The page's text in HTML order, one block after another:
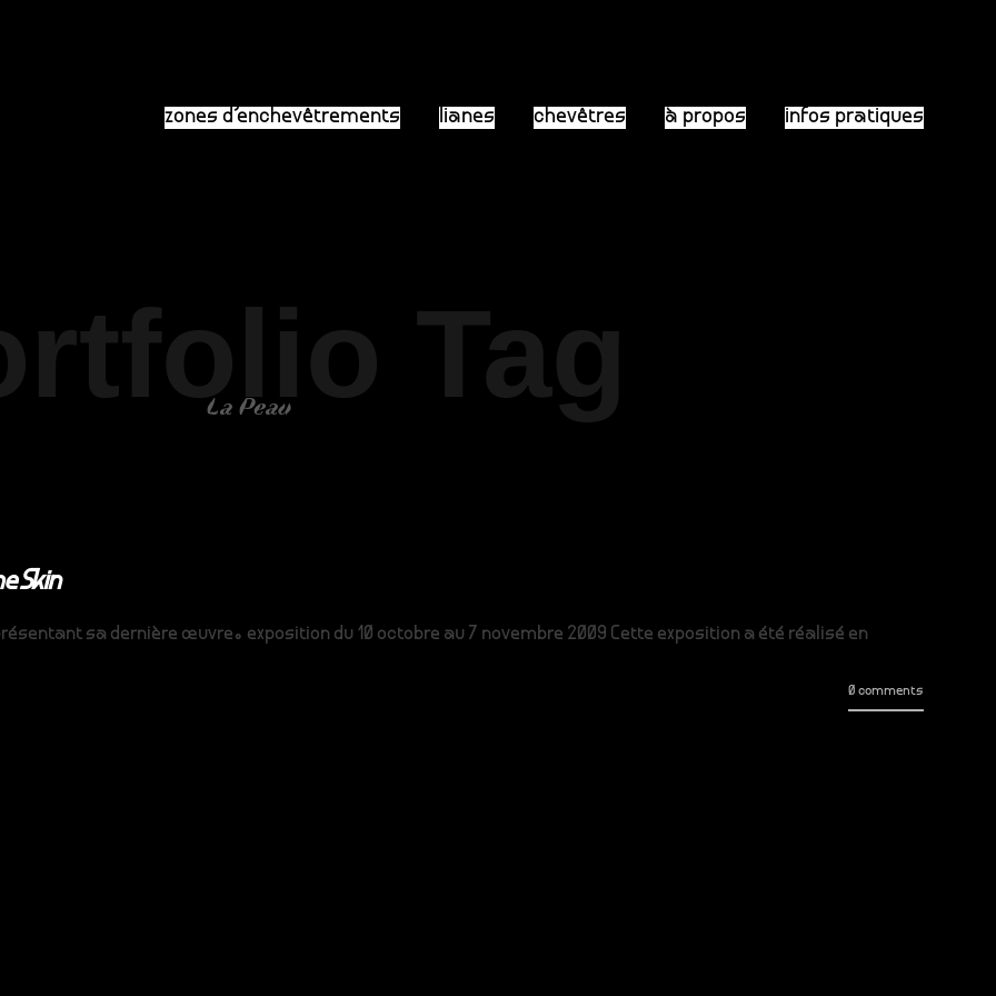
zones d’enchevêtrements lianes chevêtres à propos infos pratiques
Tag
La Peau
Skin
sa dernière œuvre. exposition du 10 octobre au 7 novembre 2009 Cette exposition a été réalisé en
0 comments